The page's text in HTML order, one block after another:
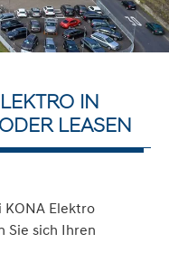
IN
LEASEN
KONA Elektro
Sie sich Ihren